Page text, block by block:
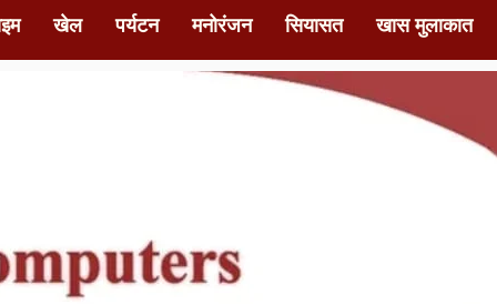
खेल पर्यटन मनोरंजन सियासत खास मुलाकात